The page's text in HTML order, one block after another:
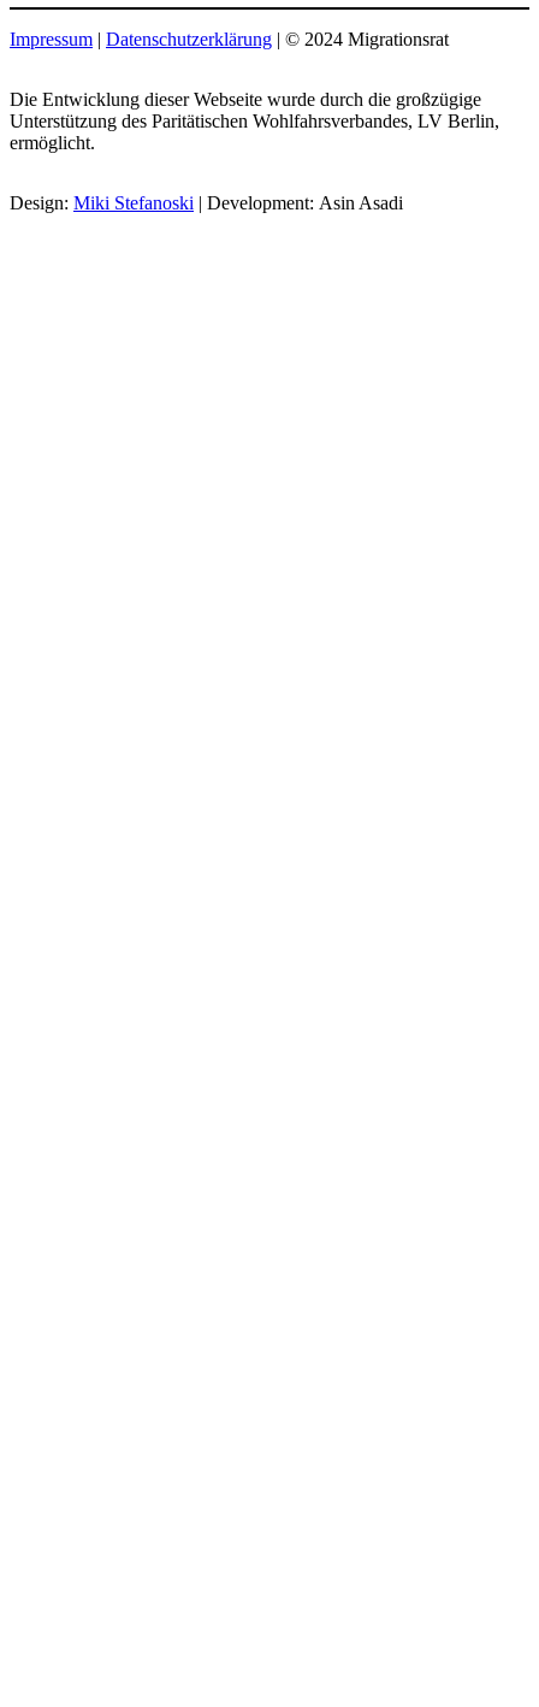
Impressum | Datenschutzerklärung | © 2024 Migrationsrat
Die Entwicklung dieser Webseite wurde durch die großzügige
Unterstützung des Paritätischen Wohlfahrsverbandes, LV Berlin,
ermöglicht.
Design: Miki Stefanoski | Development: Asin Asadi